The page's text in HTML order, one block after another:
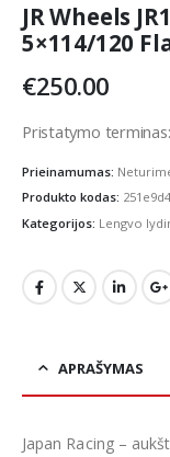
JR Wheels
5×114/120
€250.00
Pristatymo
Prieinamumas:
Produkto kodas:
Kategorijos: Lengvo
APRAŠYMAS
Japan Racing –